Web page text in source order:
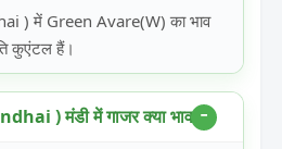
) में Green Avare(W) का भाव
कुएंटल हैं।
) मंडी में गाजर क्या भाव है?